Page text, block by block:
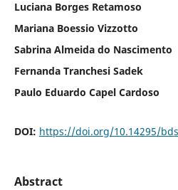
Luciana Borges Retamoso
Mariana Boessio Vizzotto
Sabrina Almeida do Nascimento
Fernanda Tranchesi Sadek
Paulo Eduardo Capel Cardoso
DOI: https://doi.org/10.14295/
Abstract